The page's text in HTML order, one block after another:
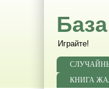
Играйте!
КНИГА